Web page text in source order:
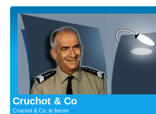
Cruchot & Co
Cruchot & Co, le forum